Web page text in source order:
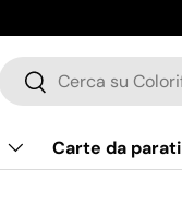
Cerca
Cerca
Carte da parati